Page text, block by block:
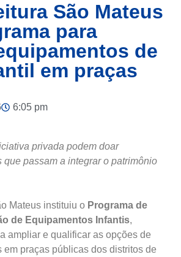
São Mateus
para
de
em praças
6:05 pm
privada podem doar
que passam a integrar o patrimônio
Mateus instituiu o Programa de
de Equipamentos Infantis,
ampliar e qualificar as opções de
em praças públicas dos distritos de